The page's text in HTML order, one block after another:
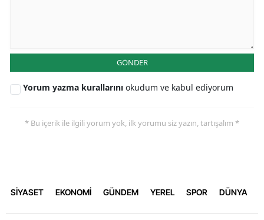
GÖNDER
Yorum yazma kurallarını okudum ve kabul ediyorum
* Bu içerik ile ilgili yorum yok, ilk yorumu siz yazın, tartışalım *
SİYASET EKONOMİ GÜNDEM YEREL SPOR DÜNYA